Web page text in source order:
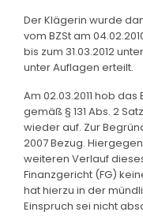
Der Klägerin wurde
vom BZSt am
bis zum 31.03.2012
unter Auflagen erteilt.
Am 02.03.2011 hob
gemäß § 131 Abs. 2
wieder auf. Zur
2007 Bezug.
weiteren Verlauf
Finanzgericht (FG)
hat hierzu in der
Einspruch sei nicht